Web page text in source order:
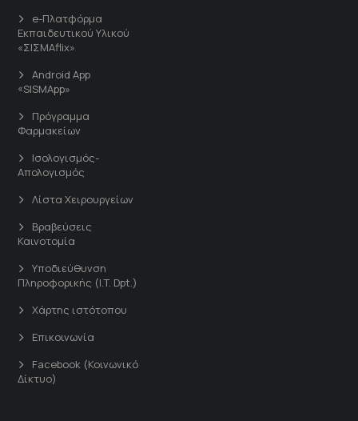
e-Πλατφόρμα
Εκπαιδευτικού Υλικού
«ΣΙΣΜΑflix»
Android App
«SISMApp»
Πρόγραμμα
Φαρμακείων
Ισολογισμός-
Απολογισμός
Λίστα Χειρουργείων
Βραβεύσεις
Καινοτομία
Υποδιεύθυνση
Πληροφορικής (I.T. Dpt.)
Χάρτης ιστότοπου
Επικοινωνία
Facebook (Κοινωνικό
Δίκτυο)